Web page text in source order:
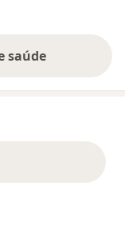
saúde